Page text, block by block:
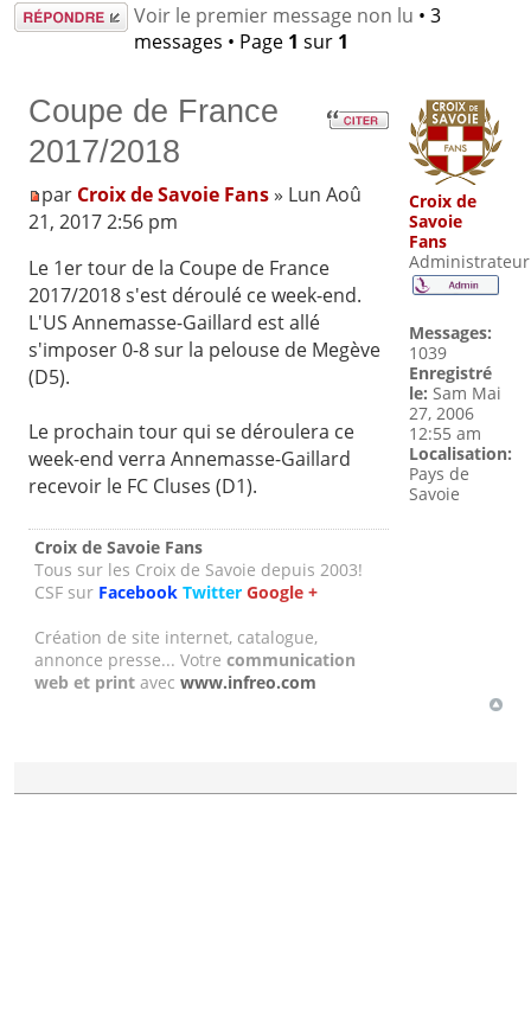
Répondre Voir le premier message non lu • 3
messages • Page 1 sur 1
Coupe de France
2017/2018
par Croix de Savoie Fans» Lun Aoû
21, 2017 2:56 pm
Le 1er tour de la Coupe de France
2017/2018 s'est déroulé ce week-end.
L'US Annemasse-Gaillard est allé
s'imposer 0-8 sur la pelouse de Megève
(D5).
Le prochain tour qui se déroulera ce
week-end verra Annemasse-Gaillard
recevoir le FC Cluses (D1).
Croix de Savoie Fans
Tous sur les Croix de Savoie depuis 2003!
CSF sur Facebook Twitter Google +
Création de site internet, catalogue,
annonce presse... Votrecommunication
web et print avecwww.infreo.com
Croix de
Savoie
Fans
Administrateur
Messages:
1039
Enregistré
le: Sam Mai
27, 2006
12:55 am
Localisation:
Pays de
Savoie